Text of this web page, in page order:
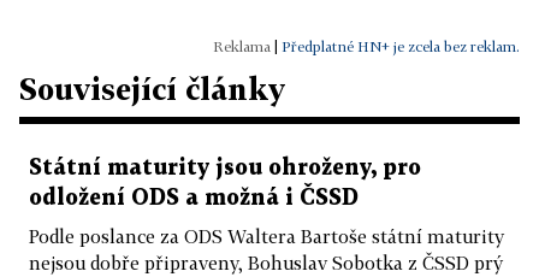
Předplatné HN+ je zcela bez reklam.
Související články
Státní maturity jsou ohroženy, pro
odložení ODS a možná i ČSSD
Podle poslance za ODS Waltera Bartoše státní maturity
nejsou dobře připraveny, Bohuslav Sobotka z ČSSD prý